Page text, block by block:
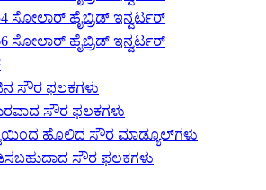
ಸೋಲಾರ್ ಹೈಬ್ರಿಡ್ ಇನ್ವರ್ಟರ್
ಸೋಲಾರ್ ಹೈಬ್ರಿಡ್ ಇನ್ವರ್ಟರ್
ಸೌರ ಫಲಕಗಳು
ಸೌರ ಫಲಕಗಳು
ಹೊಲಿದ ಸೌರ ಮಾಡ್ಯೂಲ್‌ಗಳು
ಸೌರ ಫಲಕಗಳು